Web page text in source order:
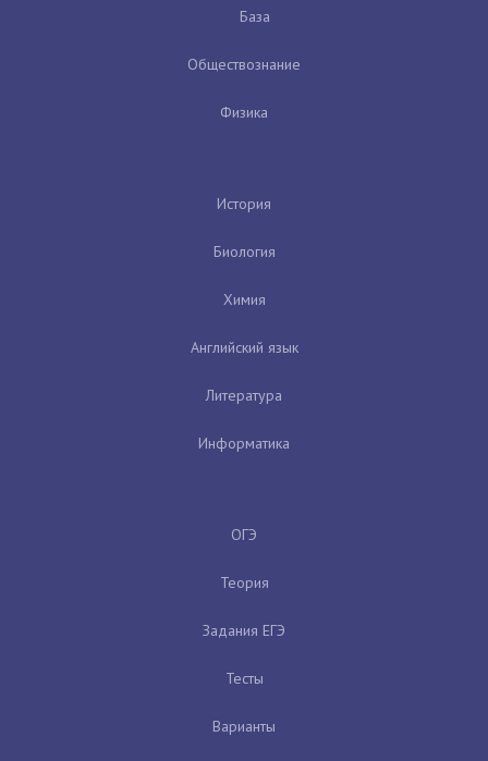
База
Обществознание
Физика
История
Биология
Химия
Английский язык
Литература
Информатика
ОГЭ
Теория
Задания ЕГЭ
Тесты
Варианты